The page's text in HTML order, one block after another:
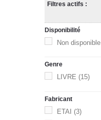
Filtres actifs :
Disponibilité
Non disponible
Genre
LIVRE (15)
Fabricant
ETAI (3)